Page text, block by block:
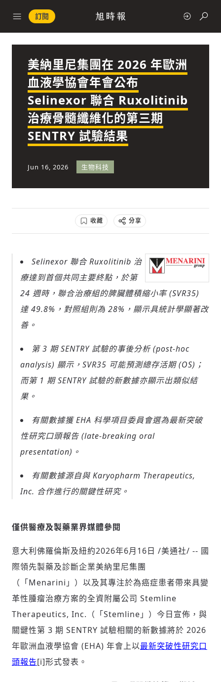
訂閱
快速連結
政治
經濟
社會
美納里尼集團在 2026 年歐洲
血液學協會年會公布
Selinexor 聯合 Ruxolitinib
治療骨髓纖維化的第三期
SENTRY 試驗結果
Jun 16, 2026 生物科技
收藏 分享
Selinexor 聯合 Ruxolitinib 治
療達到首個共同主要終點，於第
24 週時，聯合治療組的脾臟體積縮小率 (SVR35)
達 49.8%，對照組則為 28%，顯示具統計學顯著改
善。
第 3 期 SENTRY 試驗的事後分析 (post-hoc
analysis) 顯示，SVR35 可能預測總存活期 (OS)；
而第 1 期 SENTRY 試驗的新數據亦顯示出類似結
果。
有關數據獲 EHA 科學項目委員會選為最新突破
性研究口頭報告 (late-breaking oral
presentation)。
有關數據源自與 Karyopharm Therapeutics,
Inc. 合作進行的關鍵性研究。
僅供醫療及製藥業界媒體參閱
意大利佛羅倫斯及紐約2026年6月16日 /美通社/ -- 國
際領先製藥及診斷企業美納里尼集團
（「Menarini」）以及其專注於為癌症患者帶來具變
革性腫瘤治療方案的全資附屬公司 Stemline
Therapeutics, Inc.（「Stemline」）今日宣佈，與
關鍵性第 3 期 SENTRY 試驗相關的新數據將於 2026
年歐洲血液學協會 (EHA) 年會上以最新突破性研究口
頭報告[i]形式發表。